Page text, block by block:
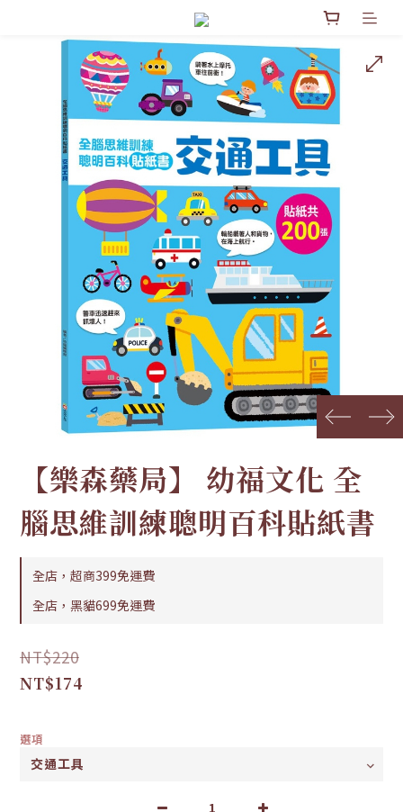
prev next
【樂森藥局】 幼福文化 全
腦思維訓練聰明百科貼紙書
全店，超商399免運費
全店，黑貓699免運費
NT$220
NT$174
選項